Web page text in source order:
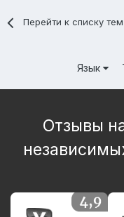
Перейти к списку тем
Язык
Отзывы